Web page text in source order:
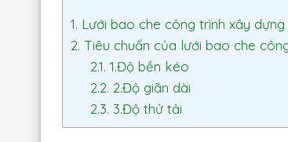
1. Lưới bao che công trình xây dựng
2. Tiêu chuẩn của lưới bao che
2.1. 1.Độ bền kéo
2.2. 2.Độ giãn dài
2.3. 3.Độ thử tải